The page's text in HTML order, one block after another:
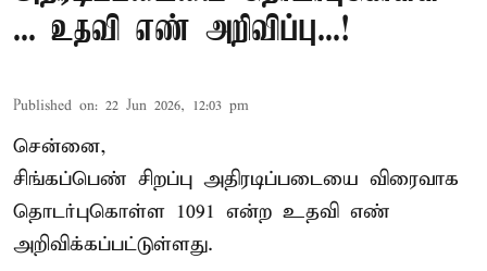
... உதவி எண் அறிவிப்பு...!
Published on: 22 Jun 2026, 12:03 pm
சென்னை,
சிங்கப்பெண் சிறப்பு அதிரடிப்படையை விரைவாக
தொடர்புகொள்ள 1091 என்ற உதவி எண்
அறிவிக்கப்பட்டுள்ளது.